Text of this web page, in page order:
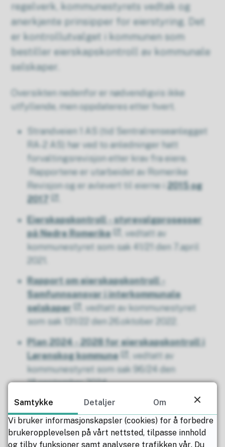
regelverk, kommunestyrets vedtak og
anerkjente prinsipper for eierstyring. Det
er kontrollutvalget i kommunen som
bestiller eierskapskontroll av kommunale
selskaper.
Oversikten nedenfor er nødvendigvis ikke
utfyllende, men oppdateres etter hvert.
Strandveien 1 AS (tid Sentralrenseanlegget
RA-2 AS) har ved to anledninger hatt
forvaltingsrevisjon etter krav fra eiere.
Rapportene er utarbeidet av Romerike
Revisjon og er avlevert til eierne i 2015 og
2017
Eierskapskontroll - styrevalgprosesser
på Nedre Romerike
, vedtatt av
kommunestyret som sak 41/21 den 7.april
Rapport om eierskapskontroll -
Samfunnsansvar i interkommunale
selskaper
, vedtatt av kommunestyret
som sak 131/22 den 26.oktober 2022.
Plan 2024 - 2028 for eierskapskontroll i
Lørenskog kommune
, vedtatt av
kommunestyret som sak 96/24 den
18.september 2024.
Prosjektplan for en eierskapskontroll av
Øst 110 IKS og NKS 110.
Vedtatt av
kontrollutvalget i Lørenskog kommune, sak
3/25 den 6.februar 2025.
Samtykke Detaljer
Om
Vi bruker informasjonskapsler (cookies) for å forbedre
brukeropplevelsen på vårt nettsted, tilpasse innhold
og tilby funksjoner samt analysere trafikken vår. Du